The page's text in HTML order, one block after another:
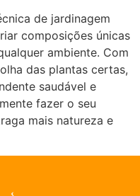
de jardinagem
composições únicas
ambiente. Com
das plantas certas,
saudável e
fazer o seu
mais natureza e